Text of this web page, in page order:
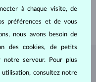
à chaque visite, de
préférences et de vous
nous avons besoin de
des cookies, de petits
notre serveur. Pour plus
consultez notre